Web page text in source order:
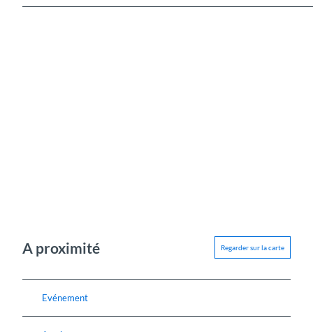
A proximité Regarder sur la carte
Evénement